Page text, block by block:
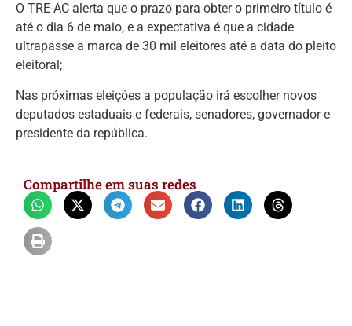
O TRE-AC alerta que o prazo para obter o primeiro título é
até o dia 6 de maio, e a expectativa é que a cidade
ultrapasse a marca de 30 mil eleitores até a data do pleito
eleitoral;
Nas próximas eleições a população irá escolher novos
deputados estaduais e federais, senadores, governador e
presidente da república.
Compartilhe em suas redes